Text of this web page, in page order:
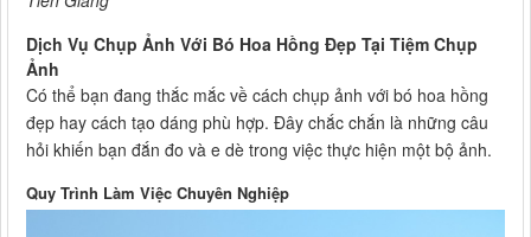
Dịch Vụ Chụp Ảnh Với Bó Hoa Hồng Đẹp Tại Tiệm Chụp
Ảnh
Có thể bạn đang thắc mắc về cách chụp ảnh với bó hoa hồng
đẹp hay cách tạo dáng phù hợp. Đây chắc chắn là những câu
hỏi khiến bạn đắn đo và e dè trong việc thực hiện một bộ ảnh.
Quy Trình Làm Việc Chuyên Nghiệp